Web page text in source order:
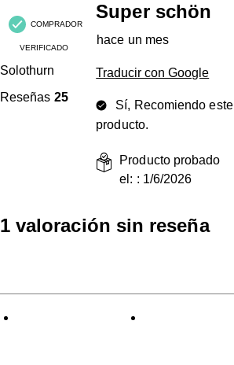
COMPRADOR
VERIFICADO
Solothurn
Reseñas 25
Super schön
hace un mes
Traducir con Google
Sí, Recomiendo este
producto.
Producto probado
el: : 1/6/2026
1 valoración sin reseña